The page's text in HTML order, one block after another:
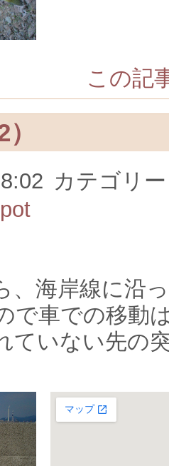
この記
カテゴリ
、海岸線に沿
で車での移動
ていない先の